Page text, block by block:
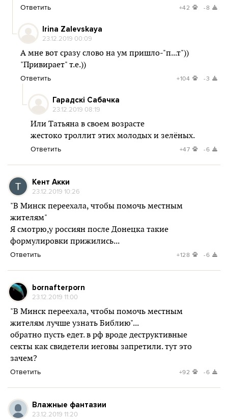
Ответить +42 -8
Irina Zalevskaya
23.12.2019 00:09
А мне вот сразу слово на ум пришло-"п...т"))
"Привирает" т.е.))
Ответить +104 -3
Гарадскі Сабачка
23.12.2019 08:19
Или Татьяна в своем возрасте
жестоко троллит этих молодых и зелёных.
Ответить +47 -6
Кент Акки
23.12.2019 10:26
"В Минск переехала, чтобы помочь местным
жителям"
Я смотрю,у россиян после Донецка такие
формулировки прижились...
Ответить +128 -6
bornafterporn
23.12.2019 11:00
"В Минск переехала, чтобы помочь местным
жителям лучше узнать Библию"...
обратно пусть едет. в рф вроде деструктивные
секты как свидетели иеговы запретили. тут это
зачем?
Ответить +92 -6
Влажные фантазии
23.12.2019 11:20